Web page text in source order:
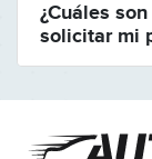
¿Cuáles
solicitar mi